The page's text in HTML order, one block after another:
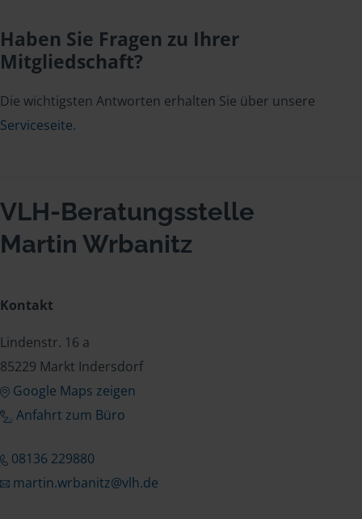
Haben Sie Fragen zu Ihrer
Mitgliedschaft?
Die wichtigsten Antworten erhalten Sie über unsere
Serviceseite.
VLH-Beratungsstelle
Martin Wrbanitz
Kontakt
Lindenstr. 16 a
85229 Markt Indersdorf
Google Maps zeigen
Anfahrt zum Büro
08136 229880
martin.wrbanitz@vlh.de